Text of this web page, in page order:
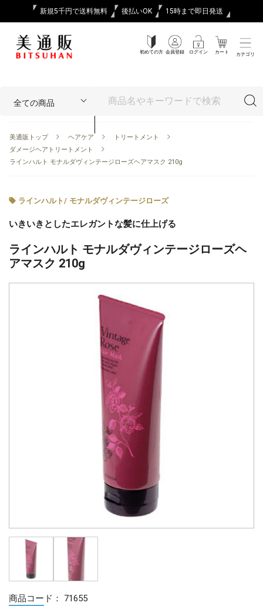
新規5千円で送料無料 後払いOK 15時まで即日発送
初めての方 会員登録 ログイン カート カテゴリ
美通販トップ ヘアケア
トリートメント
ダメージヘアトリートメント
ラインハルト モナルダヴィンテージローズヘアマスク 210g
ラインハルト/ モナルダヴィンテージローズ
いきいきとしたエレガントな髪に仕上げる
ラインハルト モナルダヴィンテージローズヘ
アマスク 210g
商品コード： 71655